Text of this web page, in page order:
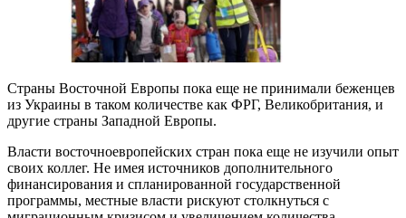
Страны Восточной Европы пока еще не принимали беженцев
из Украины в таком количестве как ФРГ, Великобритания, и
другие страны Западной Европы.
Власти восточноевропейских стран пока еще не изучили опыт
своих коллег. Не имея источников дополнительного
финансирования и спланированной государственной
программы, местные власти рискуют столкнуться с